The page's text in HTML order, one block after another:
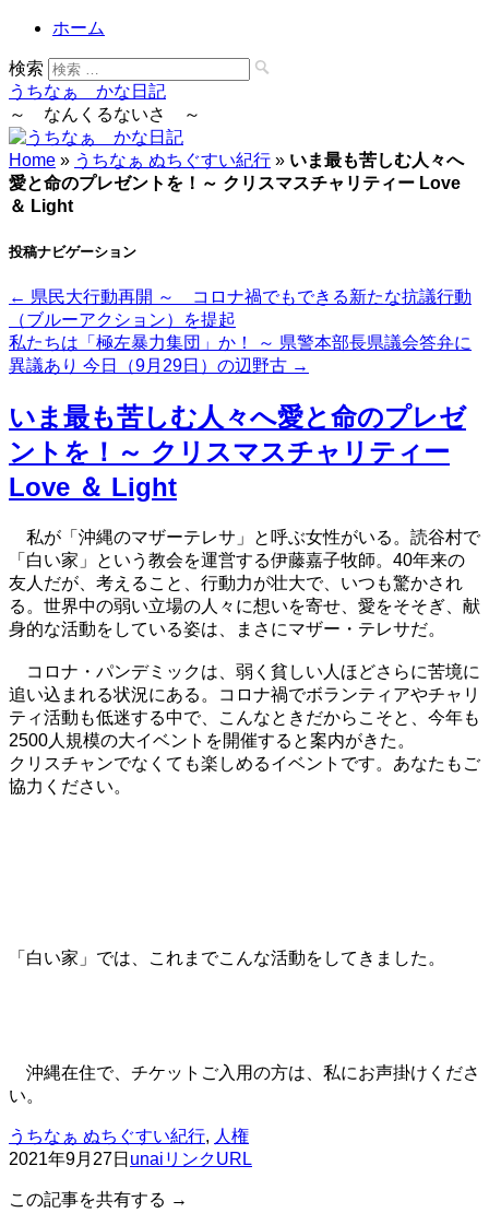
ホーム
検索
うちなぁ かな日記
～ なんくるないさ ～
Home » うちなぁ ぬちぐすい紀行 » いま最も苦しむ人々へ
愛と命のプレゼントを！～ クリスマスチャリティー Love
＆ Light
投稿ナビゲーション
← 県民大行動再開 ～ コロナ禍でもできる新たな抗議行動
（ブルーアクション）を提起
私たちは「極左暴力集団」か！ ～ 県警本部長県議会答弁に
異議あり 今日（9月29日）の辺野古 →
いま最も苦しむ人々へ愛と命のプレゼ
ントを！～ クリスマスチャリティー
Love ＆ Light
私が「沖縄のマザーテレサ」と呼ぶ女性がいる。読谷村で
「白い家」という教会を運営する伊藤嘉子牧師。40年来の
友人だが、考えること、行動力が壮大で、いつも驚かされ
る。世界中の弱い立場の人々に想いを寄せ、愛をそそぎ、献
身的な活動をしている姿は、まさにマザー・テレサだ。
コロナ・パンデミックは、弱く貧しい人ほどさらに苦境に
追い込まれる状況にある。コロナ禍でボランティアやチャリ
ティ活動も低迷する中で、こんなときだからこそと、今年も
2500人規模の大イベントを開催すると案内がきた。
クリスチャンでなくても楽しめるイベントです。あなたもご
協力ください。
「白い家」では、これまでこんな活動をしてきました。
沖縄在住で、チケットご入用の方は、私にお声掛けくださ
い。
うちなぁ ぬちぐすい紀行, 人権
2021年9月27日 unai リンクURL
この記事を共有する →